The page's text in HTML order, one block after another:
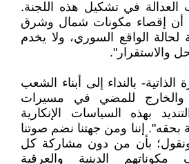
في تشكيل هذه اللجنة.
أن إقصاء مكونات شمال وشرق
الواقع السوري، ولا يخدم
والاستقرار".
الذاتية- بالنداء إلى أبناء الشعب
والخارج للمضي في مسيرات
بهذه السياسات الإنكارية
بحقه". إننا ومن جهتنا نضم صوتنا
ونقول؛ بأن من دون مشاركة كل
مكوناتهم الدينية والعرقية